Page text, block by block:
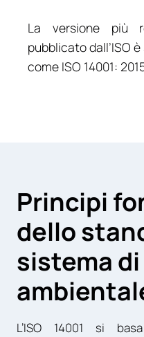
La versione più
pubblicato dall’ISO
come ISO 14001:
Principi
dello
sistema
L’ISO 14001 si